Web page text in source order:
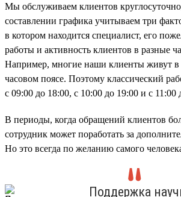
Мы обслуживаем клиентов
составлении графика учитываем три
в котором находится специалист, его
работы и активность клиентов в разные
Например, многие наши клиенты живут в
часовом поясе. Поэтому классический
с 09:00 до 18:00, с 10:00 до 19:00 и с 11:00
В периоды, когда обращений клиентов
сотрудник может поработать за
Но это всегда по желанию самого
Поддержка